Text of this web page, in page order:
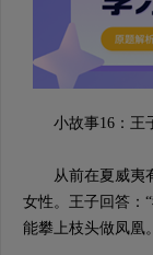
小故事16：王
从前在夏威夷有
女性。王子回答：
能攀上枝头做凤凰